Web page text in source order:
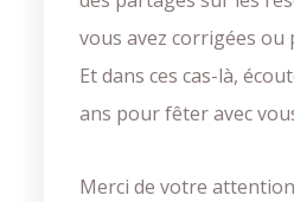
vous avez corrigées ou
Et dans ces cas-là,
ans pour fêter avec
Merci de votre